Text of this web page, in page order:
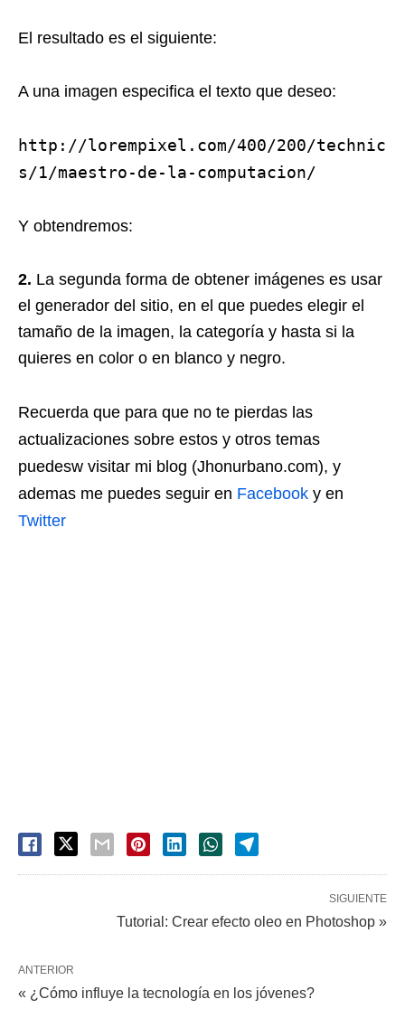
El resultado es el siguiente:
A una imagen especifica el texto que deseo:
http://lorempixel.com/400/200/technic
s/1/maestro-de-la-computacion/
Y obtendremos:
2. La segunda forma de obtener imágenes es usar
el generador del sitio, en el que puedes elegir el
tamaño de la imagen, la categoría y hasta si la
quieres en color o en blanco y negro.
Recuerda que para que no te pierdas las
actualizaciones sobre estos y otros temas
puedesw visitar mi blog (Jhonurbano.com), y
ademas me puedes seguir en Facebook y en
Twitter
SIGUIENTE
Tutorial: Crear efecto oleo en Photoshop »
ANTERIOR
« ¿Cómo influye la tecnología en los jóvenes?